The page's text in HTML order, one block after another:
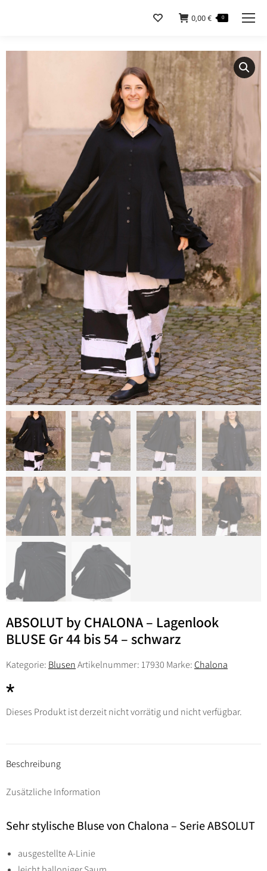
0,00 € 0
ABSOLUT by CHALONA – Lagenlook
BLUSE Gr 44 bis 54 – schwarz
Kategorie: BlusenArtikelnummer: 17930 Marke:Chalona
Dieses Produkt ist derzeit nicht vorrätig und nicht verfügbar.
Beschreibung
Zusätzliche Information
Sehr stylische Bluse von Chalona – Serie ABSOLUT
ausgestellte A-Linie